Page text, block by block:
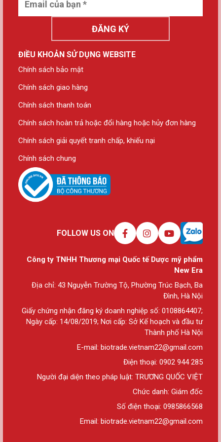
ĐĂNG KÝ
ĐIỀU KHOẢN SỬ DỤNG WEBSITE
Chính sách bảo mật
Chính sách giao hàng
Chính sách thanh toán
Chính sách hoàn trả hoặc đổi hàng hoặc hủy đơn hàng
Chính sách giải quyết tranh chấp, khiếu nại
Chính sách chung
FOLLOW US ON
Công ty TNHH Thương mại Quốc tế Dược mỹ phẩm
New Era
Địa chỉ: 43 Nguyễn Trường Tộ, Phường Trúc Bạch, Ba
Đình, Hà Nội
Giấy chứng nhận đăng ký doanh nghiệp số: 0108864407;
Ngày cấp: 14/08/2019; Nơi cấp: Sở Kế hoạch và đầu tư
Thành phố Hà Nội
E-mail: biotrade.vietnam22@gmail.com
Điện thoại: 0902 944 285
Người đại diện theo pháp luật: TRƯƠNG QUỐC VIỆT
Chức danh: Giám đốc
Số điện thoại: 0985866568
Email: biotrade.vietnam22@gmail.com